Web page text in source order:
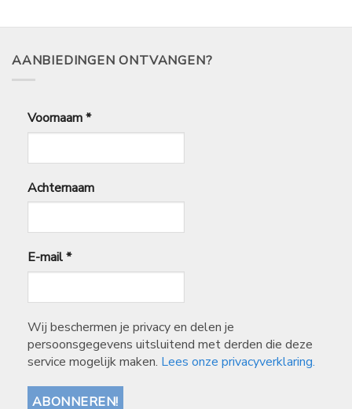
AANBIEDINGEN ONTVANGEN?
Voornaam*
Achternaam
E-mail*
Wij beschermen je privacy en delen je
persoonsgegevens uitsluitend met derden die deze
service mogelijk maken. Lees onze privacyverklaring.